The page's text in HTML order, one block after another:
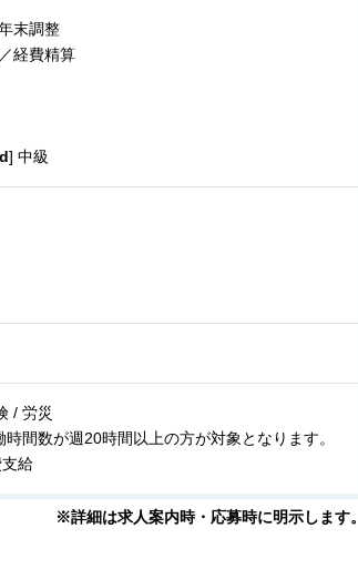
末調整
経費精算
] 中級
/ 労災
間数が週20時間以上の方が対象となります。
支給
※詳細は求人案内時・応募時に明示します。